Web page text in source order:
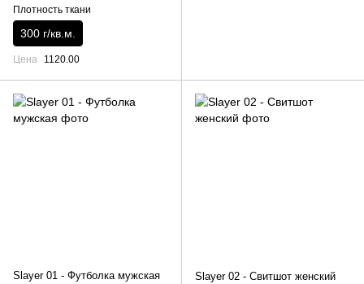
Плотность ткани
300 г/кв.м.
Цена 1120.00
Slayer 01 - Футболка мужская Slayer 02 - Свитшот женский